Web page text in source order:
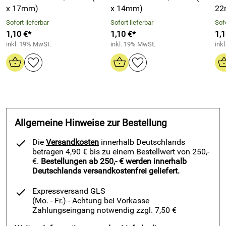
Hohe Temperaturstabilität
– Beständig bis 300 °C,
geprüft nach DIN 52913
Druckfest bis 50 MPa
– Sicher in Hochdrucksystemen
Flexibel und anpassbar
– Leicht zuzuschneiden und zu
Flanschverbindungen, Maschinenbau und mehr
KLINGERSIL® C-4400Dichtungsmaterial besteht aus
Aramidfasern, gebunden mit NBR, und bietet herausragende
Beständigkeit gegen Öle, Wasser, Dampf, Gase, Kraftstoffe
und schwache Säuren. Speziell entwickelt für
anspruchsvolle Anwendungen, widersteht das Material
x 17mm)
Sofort lieferbar
1,10 €*
inkl. 19% MwSt.
x 14mm)
Sofort lieferbar
1,10 €*
inkl. 19% MwSt.
Allgemeine Hinweise zur Bestellung
Die Versandkosten innerhalb Deutschlands
betragen 4,90 € bis zu einem Bestellwert von 250,-
€. Bestellungen ab 250,- € werden innerhalb
Deutschlands versandkostenfrei geliefert.
Expressversand GLS
(Mo. - Fr.) - Achtung bei Vorkasse
Zahlungseingang notwendig zzgl. 7,50 €